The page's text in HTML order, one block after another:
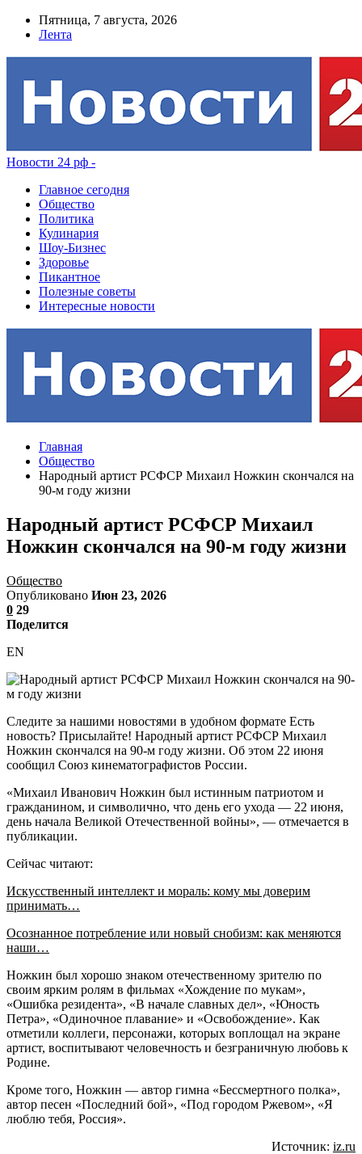
Пятница, 7 августа, 2026
Лента
Новости 24 рф -
Главное сегодня
Общество
Политика
Кулинария
Шоу-Бизнес
Здоровье
Пикантное
Полезные советы
Интересные новости
Главная
Общество
Народный артист РСФСР Михаил Ножкин скончался на
90-м году жизни
Народный артист РСФСР Михаил
Ножкин скончался на 90-м году жизни
Общество
Опубликовано Июн 23, 2026
0 29
Поделится
EN
Следите за нашими новостями в удобном формате Есть
новость? Присылайте! Народный артист РСФСР Михаил
Ножкин скончался на 90-м году жизни. Об этом 22 июня
сообщил Союз кинематографистов России.
«Михаил Иванович Ножкин был истинным патриотом и
гражданином, и символично, что день его ухода — 22 июня,
день начала Великой Отечественной войны», — отмечается в
публикации.
Сейчас читают:
Искусственный интеллект и мораль: кому мы доверим
принимать…
Осознанное потребление или новый снобизм: как меняются
наши…
Ножкин был хорошо знаком отечественному зрителю по
своим ярким ролям в фильмах «Хождение по мукам»,
«Ошибка резидента», «В начале славных дел», «Юность
Петра», «Одиночное плавание» и «Освобождение». Как
отметили коллеги, персонажи, которых воплощал на экране
артист, воспитывают человечность и безграничную любовь к
Родине.
Кроме того, Ножкин — автор гимна «Бессмертного полка»,
автор песен «Последний бой», «Под городом Ржевом», «Я
люблю тебя, Россия».
Источник: iz.ru